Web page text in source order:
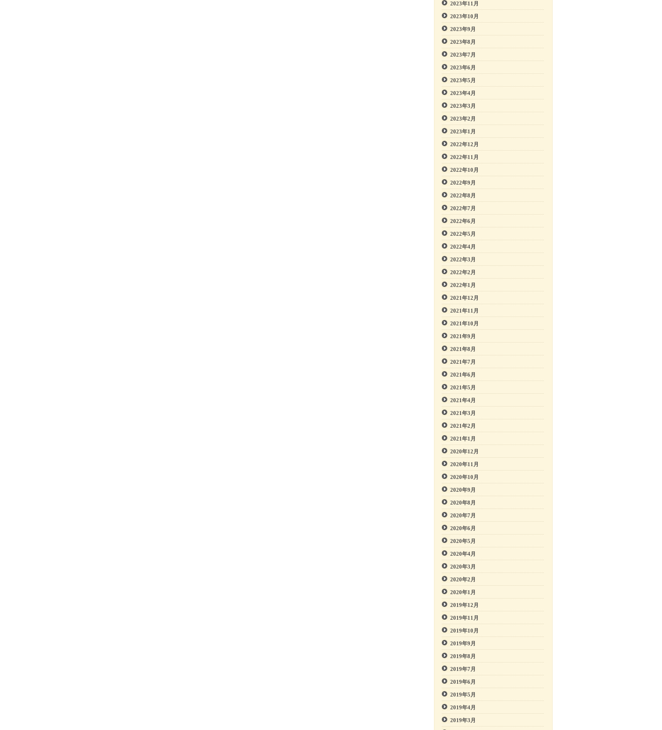
2023年11月
2023年10月
2023年9月
2023年8月
2023年7月
2023年6月
2023年5月
2023年4月
2023年3月
2023年2月
2023年1月
2022年12月
2022年11月
2022年10月
2022年9月
2022年8月
2022年7月
2022年6月
2022年5月
2022年4月
2022年3月
2022年2月
2022年1月
2021年12月
2021年11月
2021年10月
2021年9月
2021年8月
2021年7月
2021年6月
2021年5月
2021年4月
2021年3月
2021年2月
2021年1月
2020年12月
2020年11月
2020年10月
2020年9月
2020年8月
2020年7月
2020年6月
2020年5月
2020年4月
2020年3月
2020年2月
2020年1月
2019年12月
2019年11月
2019年10月
2019年9月
2019年8月
2019年7月
2019年6月
2019年5月
2019年4月
2019年3月